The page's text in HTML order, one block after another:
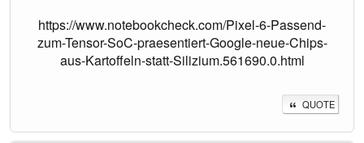
https://www.notebookcheck.com/Pixel-6-Passend-
zum-Tensor-SoC-praesentiert-Google-neue-Chips-
aus-Kartoffeln-statt-Silizium.561690.0.html
QUOTE